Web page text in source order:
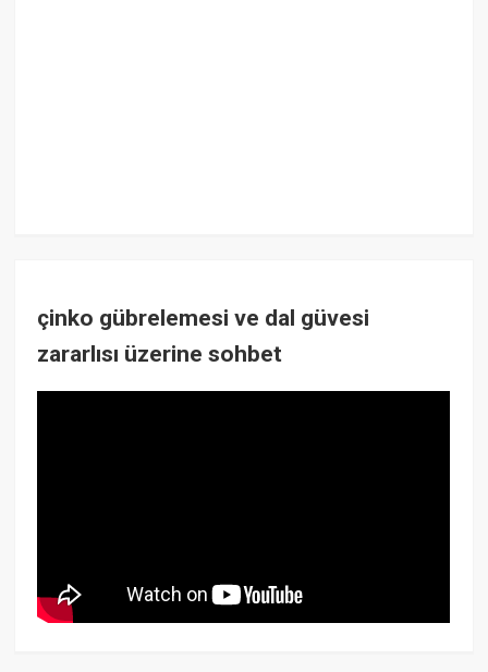
çinko gübrelemesi ve dal güvesi
zararlısı üzerine sohbet